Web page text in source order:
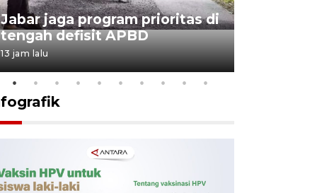
Jabar jaga program prioritas di
tengah defisit APBD
13 jam lalu